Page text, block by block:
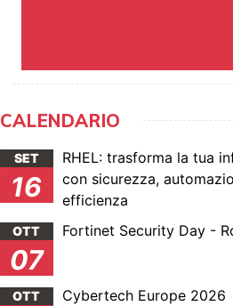
CALENDARIO
SET
16
RHEL: trasforma la tua
con sicurezza,
efficienza
OTT
07
Fortinet Security Day -
OTT Cybertech Europe 2026